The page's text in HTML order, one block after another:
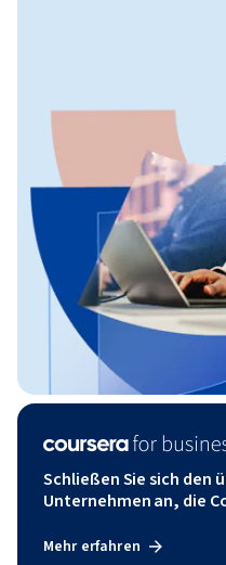
Schließen Sie sich den
Unternehmen an, die
Mehr erfahren